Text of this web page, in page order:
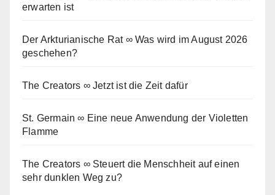
erwarten ist
Der Arkturianische Rat ∞ Was wird im August 2026
geschehen?
The Creators ∞ Jetzt ist die Zeit dafür
St. Germain ∞ Eine neue Anwendung der Violetten
Flamme
The Creators ∞ Steuert die Menschheit auf einen
sehr dunklen Weg zu?